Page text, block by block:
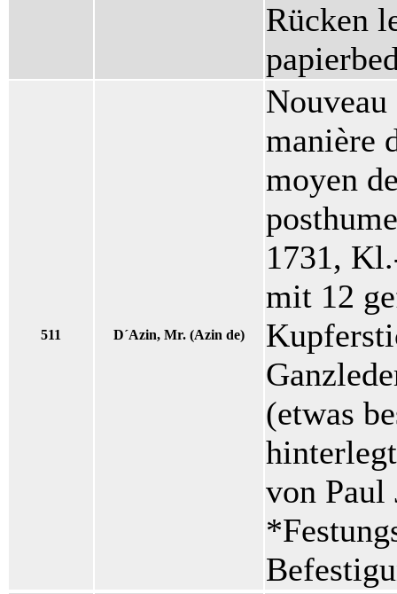
Rücken
511 D´Azin, Mr. (Azin de)
manière
moyen
1731,
mit 12
(etwas
von Paul